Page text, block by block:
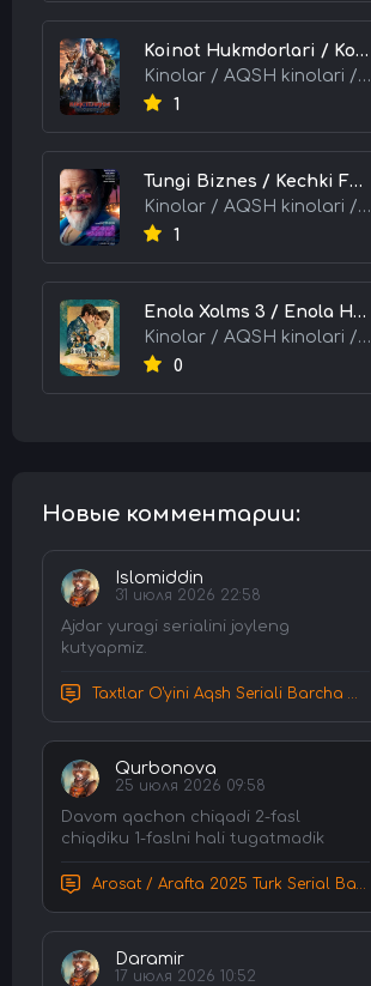
Koinot Hukmdorlari / Koinot Himoyachilari / Koinot Egalari 2026 HD Uzbek tilida tas-ix tarjima kino skachat
Kinolar / AQSH kinolari / Tarjima kinolar
1
Tungi Biznes / Kechki Faoliyat / Tijorat 2026 HD Uzbek tilida Tarjima kino skachat tas-ix
Kinolar / AQSH kinolari / Tarjima kinolar
1
Enola Xolms 3 / Enola Holms 3 2026 HD Uzbek tilida Tarjima kino tas-ix skachat
Kinolar / AQSH kinolari / Tarjima kinolar
0
Новые комментарии:
Islomiddin
31 июля 2026 22:58
Ajdar yuragi serialini joyleng
kutyapmiz.
Taxtlar O'yini Aqsh Seriali Barcha Qismlar Uzbek tilida Tarjima Serial HD Skachat
Qurbonova
25 июля 2026 09:58
Davom qachon chiqadi 2-fasl
chiqdiku 1-faslni hali tugatmadik
Arosat / Arafta 2025 Turk Serial Barcha Qismlar Uzbek tilida Tarjima Serial tas-ix skachat
Daramir
17 июля 2026 10:52